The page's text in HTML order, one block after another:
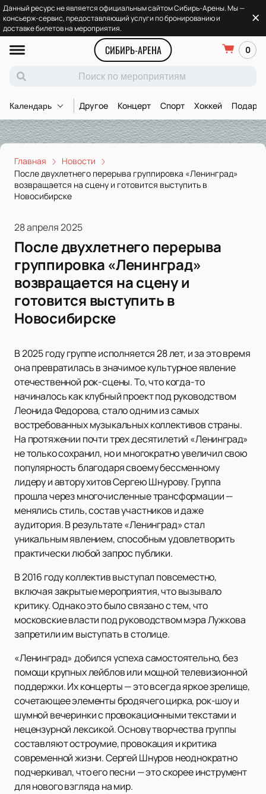
Данный ресурс не является официальным сайтом Сибирь-Арены. Мы —
консьерж-сервис, предоставляющий услуги по бронированию и
доставке билетов на мероприятия.
СИБИРЬ-АРЕНА 0
Календарь Другое Концерт Спорт Хоккей
Главная
Новости
После двухлетнего перерыва группировка «Ленинград»
возвращается на сцену и готовится выступить в
Новосибирске
28 апреля 2025
После двухлетнего перерыва
группировка «Ленинград»
возвращается на сцену и
готовится выступить в
Новосибирске
В 2025 году группе исполняется 28 лет, и за это время
она превратилась в значимое культурное явление
отечественной рок-сцены. То, что когда-то
начиналось как клубный проект под руководством
Леонида Федорова, стало одним из самых
востребованных музыкальных коллективов страны.
На протяжении почти трех десятилетий «Ленинград»
не только сохранил, но и многократно увеличил свою
популярность благодаря своему бессменному
лидеру и автору хитов Сергею Шнурову. Группа
прошла через многочисленные трансформации —
менялись стиль, состав участников и даже
аудитория. В результате «Ленинград» стал
уникальным явлением, способным удовлетворить
практически любой запрос публики.
В 2016 году коллектив выступал повсеместно,
включая закрытые мероприятия, что вызывало
критику. Однако это было связано с тем, что
московские власти под руководством мэра Лужкова
запретили им выступать в столице.
«Ленинград» добился успеха самостоятельно, без
помощи крупных лейблов или мощной телевизионной
поддержки. Их концерты — это всегда яркое зрелище,
сочетающее элементы бродячего цирка, рок-шоу и
шумной вечеринки с провокационными текстами и
нецензурной лексикой. Основу творчества группы
составляют остроумие, провокация и критика
современной жизни. Сергей Шнуров неоднократно
подчеркивал, что его песни — это скорее инструмент
для нового взгляда на мир.